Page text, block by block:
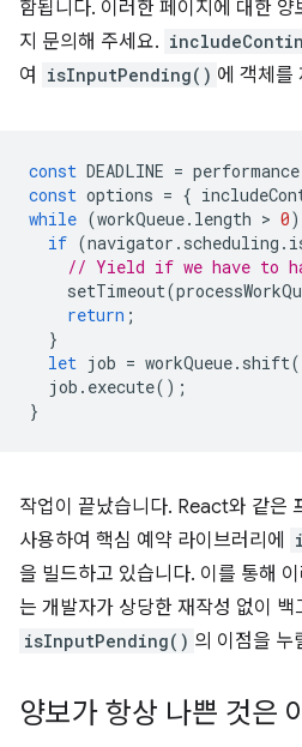
함됩니다. 이러한 페이지에 대한
지 문의해 주세요.
여
isInputPending() 에 객체를
const DEADLINE = performance
const options = {
while (workQueue. length > 0)
if (navigator . scheduling .
// Yield if we have to
setTimeout(
return ;
}
let job = workQueue. shift
job . execute();
}
작업이 끝났습니다. React와 같은
사용하여 핵심 예약 라이브러리에
을 빌드하고 있습니다. 이를 통해
는 개발자가 상당한 재작성 없이 백
isInputPending() 의 이점을 누
양보가 항상 나쁜 것은